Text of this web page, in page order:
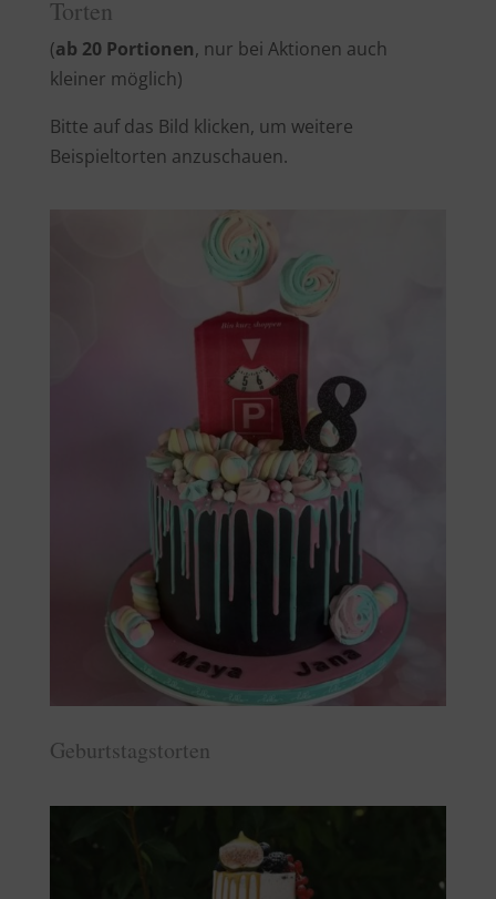
Torten
(ab 20 Portionen, nur bei Aktionen auch
kleiner möglich)
Bitte auf das Bild klicken, um weitere
Beispieltorten anzuschauen.
Geburtstagstorten